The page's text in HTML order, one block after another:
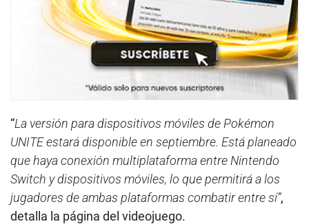
“La versión para dispositivos móviles de Pokémon
UNITE estará disponible en septiembre. Está planeado
que haya conexión multiplataforma entre Nintendo
Switch y dispositivos móviles, lo que permitirá a los
jugadores de ambas plataformas combatir entre sí”,
detalla la página del videojuego.